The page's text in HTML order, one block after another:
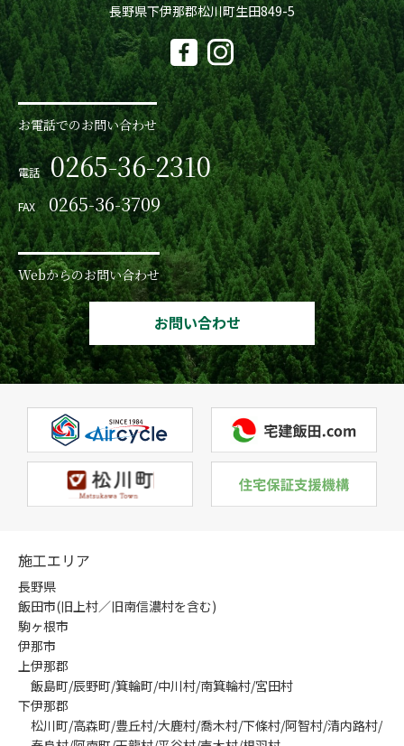
長野県下伊那郡松川町生田849-5
お電話でのお問い合わせ
電話 0265-36-2310
FAX0265-36-3709
Webからのお問い合わせ
お問い合わせ
施工エリア
長野県
飯田市(旧上村／旧南信濃村を含む)
駒ヶ根市
伊那市
上伊那郡
飯島町/辰野町/箕輪町/中川村/南箕輪村/宮田村
下伊那郡
松川町/高森町/豊丘村/大鹿村/喬木村/下條村/阿智村/清内路村/